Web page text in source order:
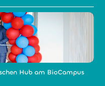
Hub am BioCampus